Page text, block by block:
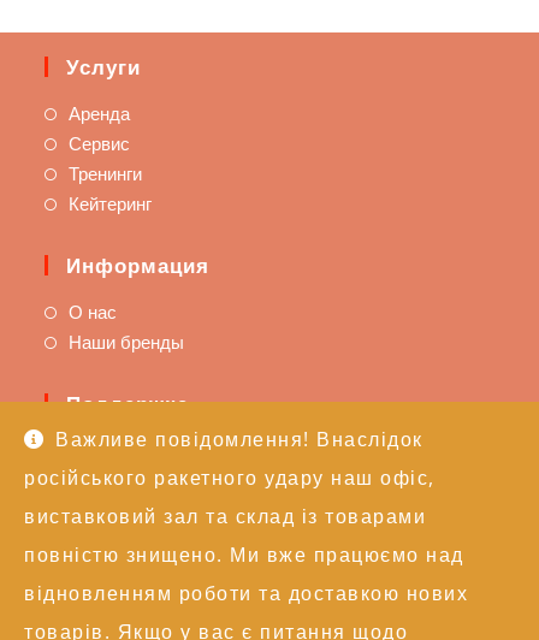
Важливе повідомлення! Внаслідок
російського ракетного удару наш офіс,
виставковий зал та склад із товарами
повністю знищено. Ми вже працюємо над
відновленням роботи та доставкою нових
товарів. Якщо у вас є питання щодо
Услуги
Аренда
Сервис
Тренинги
Кейтеринг
Информация
О нас
Наши бренды
Поддержка
Доставка и оплата
Политика возврата
Техподдержка